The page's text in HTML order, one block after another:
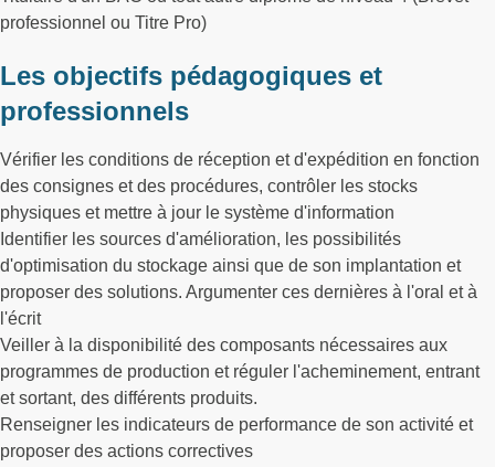
professionnel ou Titre Pro)
Les objectifs pédagogiques et
professionnels
Vérifier les conditions de réception et d'expédition en fonction
des consignes et des procédures, contrôler les stocks
physiques et mettre à jour le système d'information
Identifier les sources d'amélioration, les possibilités
d'optimisation du stockage ainsi que de son implantation et
proposer des solutions. Argumenter ces dernières à l'oral et à
l'écrit
Veiller à la disponibilité des composants nécessaires aux
programmes de production et réguler l'acheminement, entrant
et sortant, des différents produits.
Renseigner les indicateurs de performance de son activité et
proposer des actions correctives